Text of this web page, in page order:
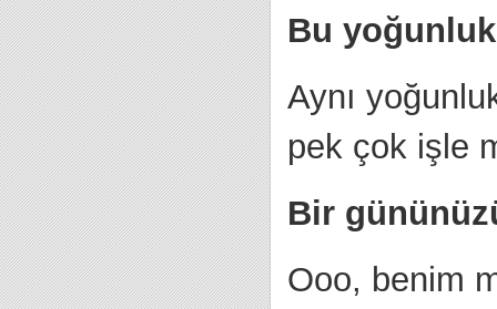
Bu
Aynı
pek çok işle
Bir
Ooo, benim